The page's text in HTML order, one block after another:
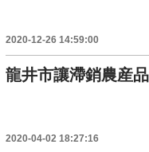
2020-12-26 14:59:00
龍井市讓滯銷農産
2020-04-02 18:27:16